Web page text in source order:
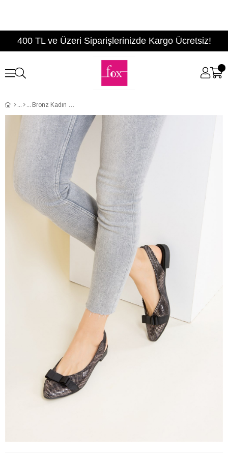
400 TL ve Üzeri Siparişlerinizde Kargo Ücretsiz!
Bronz Kadın Babet F726029107